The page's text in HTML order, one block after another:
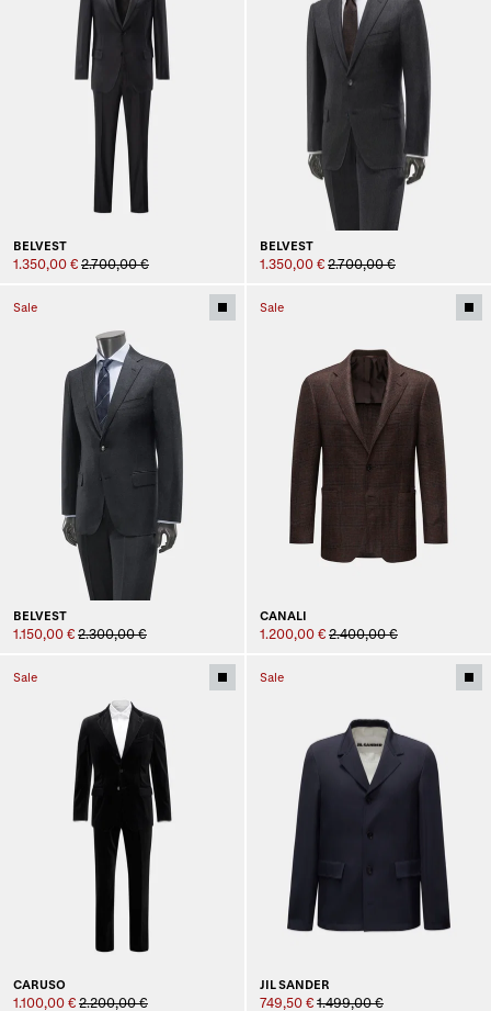
BELVEST
1.350,00 € 2.700,00 €
BELVEST
1.350,00 € 2.700,00 €
Sale
BELVEST
1.150,00 € 2.300,00 €
Sale
CANALI
1.200,00 € 2.400,00 €
Sale
CARUSO
1.100,00 € 2.200,00 €
Sale
JIL SANDER
749,50 € 1.499,00 €